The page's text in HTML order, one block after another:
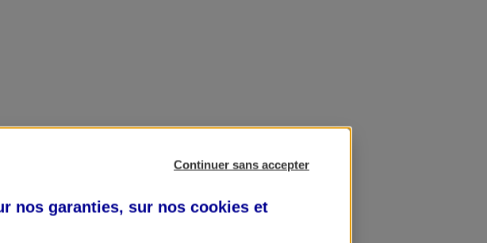
Continuer sans accepter
nos garanties, sur nos cookies et